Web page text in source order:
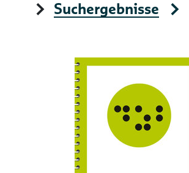
Suchergebnisse